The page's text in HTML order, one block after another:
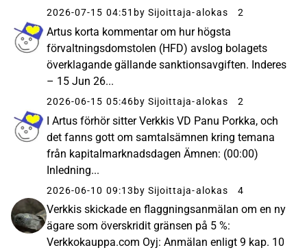
2026-07-15 04:51 by Sijoittaja-alokas 2
Artus korta kommentar om hur högsta
förvaltningsdomstolen (HFD) avslog bolagets
överklagande gällande sanktionsavgiften. Inderes
– 15 Jun 26...
2026-06-15 05:46by Sijoittaja-alokas 2
I Artus förhör sitter Verkkis VD Panu Porkka, och
det fanns gott om samtalsämnen kring temana
från kapitalmarknadsdagen Ämnen: (00:00)
Inledning...
2026-06-10 09:13by Sijoittaja-alokas 4
Verkkis skickade en flaggningsanmälan om en ny
ägare som överskridit gränsen på 5 %:
Verkkokauppa.com Oyj: Anmälan enligt 9 kap. 10